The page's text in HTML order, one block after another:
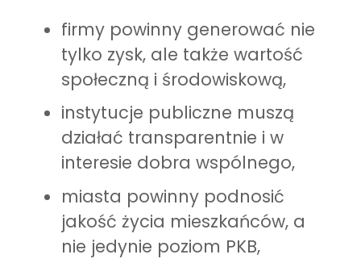
firmy powinny generować nie
tylko zysk, ale także wartość
społeczną i środowiskową,
instytucje publiczne muszą
działać transparentnie i w
interesie dobra wspólnego,
miasta powinny podnosić
jakość życia mieszkańców, a
nie jedynie poziom PKB,